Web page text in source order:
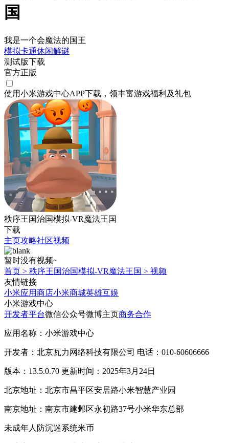
国
我是一个会魔法的国王
模拟卡通休闲解谜
测试版下载
官方正版
使用小米游戏中心APP下载 ，领丰富游戏福利 及礼包
秩序王国治国模拟-VR魔法王国
下载
主页攻略社区视频
暂时没有视频~
首页 > 秩序王国治国模拟-VR魔法王国 > 视频
友情链接
小米应用商店小米商城英雄互娱
小米游戏中心
开发者平台微信公众号微博主页商务合作
应用名称：小米游戏中心
开发者：北京瓦力网络科技有限公司 电话：010-60606666
版本：13.5.0.70 更新时间：2025年3月24日
北京地址：北京市昌平区安居路小米智慧产业园
南京地址：南京市建邺区永初路37号小米华东总部
未成年人防沉迷系统米币